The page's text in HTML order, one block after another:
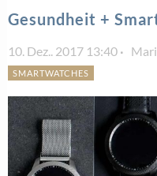
Gesundheit +
10. Dez.. 2017 13:40
SMARTWATCHES